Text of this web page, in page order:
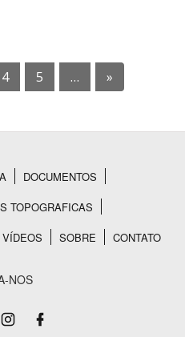
4 5 … »
DOCUMENTOS
TOPOGRAFICAS
VÍDEOS SOBRE CONTATO
NOS